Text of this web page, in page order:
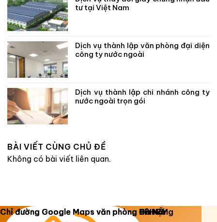
tư tại Việt Nam
Dịch vụ thành lập văn phòng đại diện
công ty nước ngoài
Dịch vụ thành lập chi nhánh công ty
nước ngoài trọn gói
BÀI VIẾT CÙNG CHỦ ĐỀ
Không có bài viết liên quan.
Copyright 2026 © Luật Dương Gia